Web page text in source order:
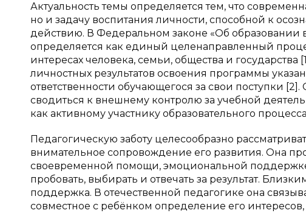
Актуальность темы определяется тем, что
но и задачу воспитания личности, способной к
действию. В Федеральном законе «Об
определяется как единый целенаправленный
интересах человека, семьи, общества и
личностных результатов освоения программы
ответственности обучающегося за свои поступки
сводиться к внешнему контролю за учебной
как активному участнику образовательного
Педагогическую заботу целесообразно
внимательное сопровождение его развития. Она
своевременной помощи, эмоциональной
пробовать, выбирать и отвечать за результат.
поддержка. В отечественной педагогике она
совместное с ребёнком определение его